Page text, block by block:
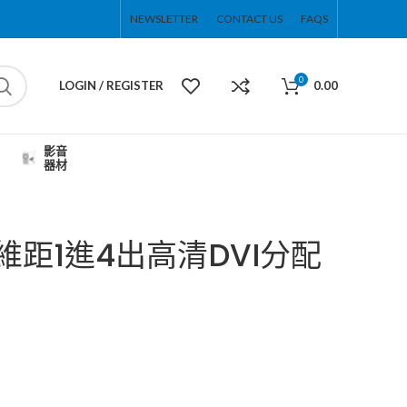
NEWSLETTER CONTACT US FAQS
LOGIN / REGISTER 0 0.00
影音
器材
距1進4出高清DVI分配